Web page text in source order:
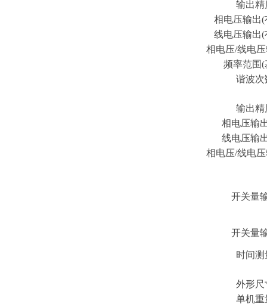
输出精
相电压输出(
线电压输出(
相电压/线电
频率范围(
谐波次
输出精
相电压输
线电压输
相电压/线电
开关量
开关量
时间测
外形尺
单机重